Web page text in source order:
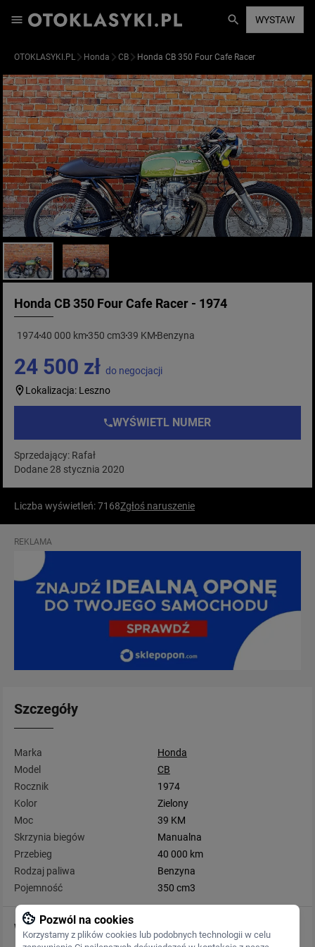
WYSTAW
OTOKLASYKI.PL Honda CB Honda CB 350 Four Cafe Racer
Honda CB 350 Four Cafe Racer - 1974
197440 000 km350 cm3 39 KM Benzyna
24 500 zł do negocjacji
Lokalizacja: Leszno
WYŚWIETL NUMER
Sprzedający: Rafał
Dodane 28 stycznia 2020
Liczba wyświetleń: 7168Zgłoś naruszenie
REKLAMA
Szczegóły
Marka
Honda
Model
CB
Rocznik
1974
Kolor
Zielony
Moc
39 KM
Skrzynia biegów
Manualna
Przebieg
40 000 km
Rodzaj paliwa
Benzyna
Pojemność
350 cm3
Wyposażenie
Pozwól na cookies
Korzystamy z plików cookies lub podobnych technologii w celu